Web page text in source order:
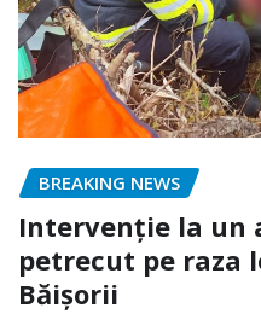
BREAKING NEWS
Intervenție la un
petrecut pe raza
Băișorii